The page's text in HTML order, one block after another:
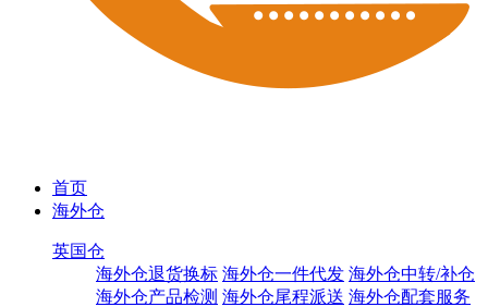
首页
海外仓
英国仓
海外仓退货换标 海外仓一件代发 海外仓中转/补仓
海外仓产品检测 海外仓尾程派送 海外仓配套服务